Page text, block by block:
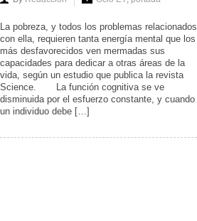
La pobreza, y todos los problemas relacionados
con ella, requieren tanta energía mental que los
más desfavorecidos ven mermadas sus
capacidades para dedicar a otras áreas de la
vida, según un estudio que publica la revista
Science. La función cognitiva se ve
disminuida por el esfuerzo constante, y cuando
un individuo debe […]